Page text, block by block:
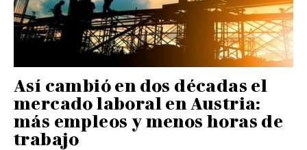
Así cambió en dos décadas el
mercado laboral en Austria:
más empleos y menos horas de
trabajo